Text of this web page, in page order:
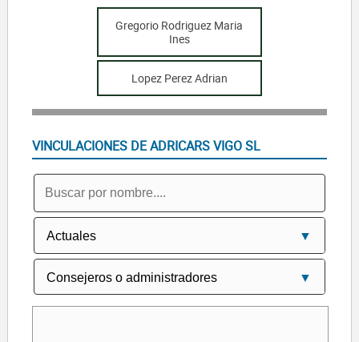
Gregorio Rodriguez Maria
Ines
Lopez Perez Adrian
VINCULACIONES DE ADRICARS VIGO SL